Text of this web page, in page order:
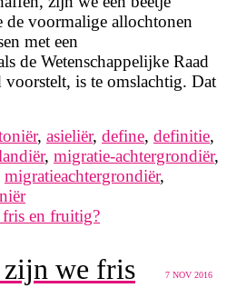
de voormalige allochtonen
met een
de Wetenschappelijke Raad
is te omslachtig. Dat
, asieliër, define, definitie,
, migratie-achtergrondiër,
migratieachtergrondiër,
7 NOV 2016
zijn we fris